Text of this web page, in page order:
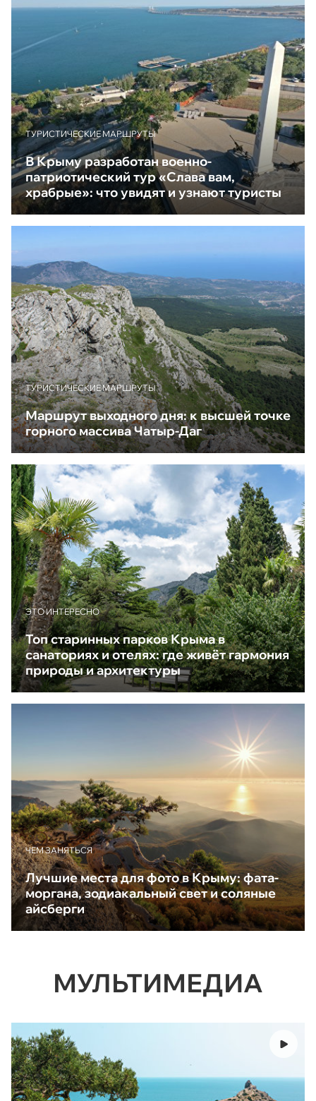
ТУРИСТИЧЕСКИЕ МАРШРУТЫ
В Крыму разработан военно-
патриотический тур «Слава вам,
храбрые»: что увидят и узнают туристы
ТУРИСТИЧЕСКИЕ МАРШРУТЫ
Маршрут выходного дня: к высшей точке
горного массива Чатыр-Даг
ЭТО ИНТЕРЕСНО
Топ старинных парков Крыма в
санаториях и отелях: где живёт гармония
природы и архитектуры
ЧЕМ ЗАНЯТЬСЯ
Лучшие места для фото в Крыму: фата-
моргана, зодиакальный свет и соляные
айсберги
МУЛЬТИМЕДИА